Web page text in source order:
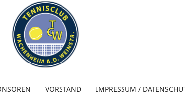
VORSTAND IMPRESSUM /